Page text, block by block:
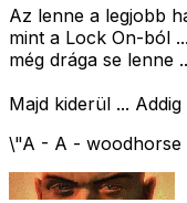
Az lenne a legjobb
mint a Lock On-ból
még drága se lenne
Majd kiderül ...
\"A - A - woodhorse